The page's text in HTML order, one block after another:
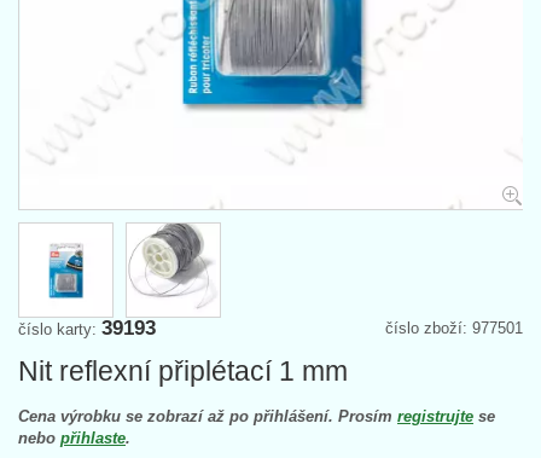
číslo zboží: 977501
číslo karty: 39193
Nit reflexní připlétací 1 mm
Cena výrobku se zobrazí až po přihlášení. Prosím registrujte se
nebo přihlaste.